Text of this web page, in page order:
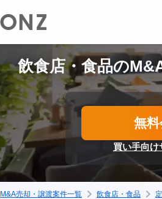
飲食店・食品の
無
買い手向け
M&A売却・譲渡案件一覧 飲食店・食品